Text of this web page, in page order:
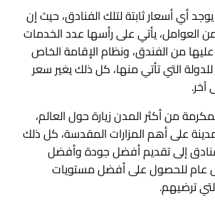
أي أسعار ثابتة لتلك الفنادق، حيث إن
العوامل، يأتي على رأسها عدد الخدمات
من الفندق، ونظام الإقامة الخاص
التي تأتي منها، كل ذلك يغير سعر
آخر.
من أكثر المدن زيارة حول العالم،
على أهم المزارات المقدسة، كل ذلك
إلى تقديم أفضل جودة وأفضل
عام للحصول على أفضل مستويات
ترضيهم.